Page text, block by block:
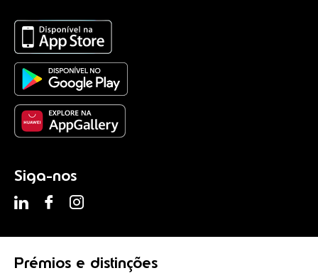
Siga-nos
Prémios e distinções